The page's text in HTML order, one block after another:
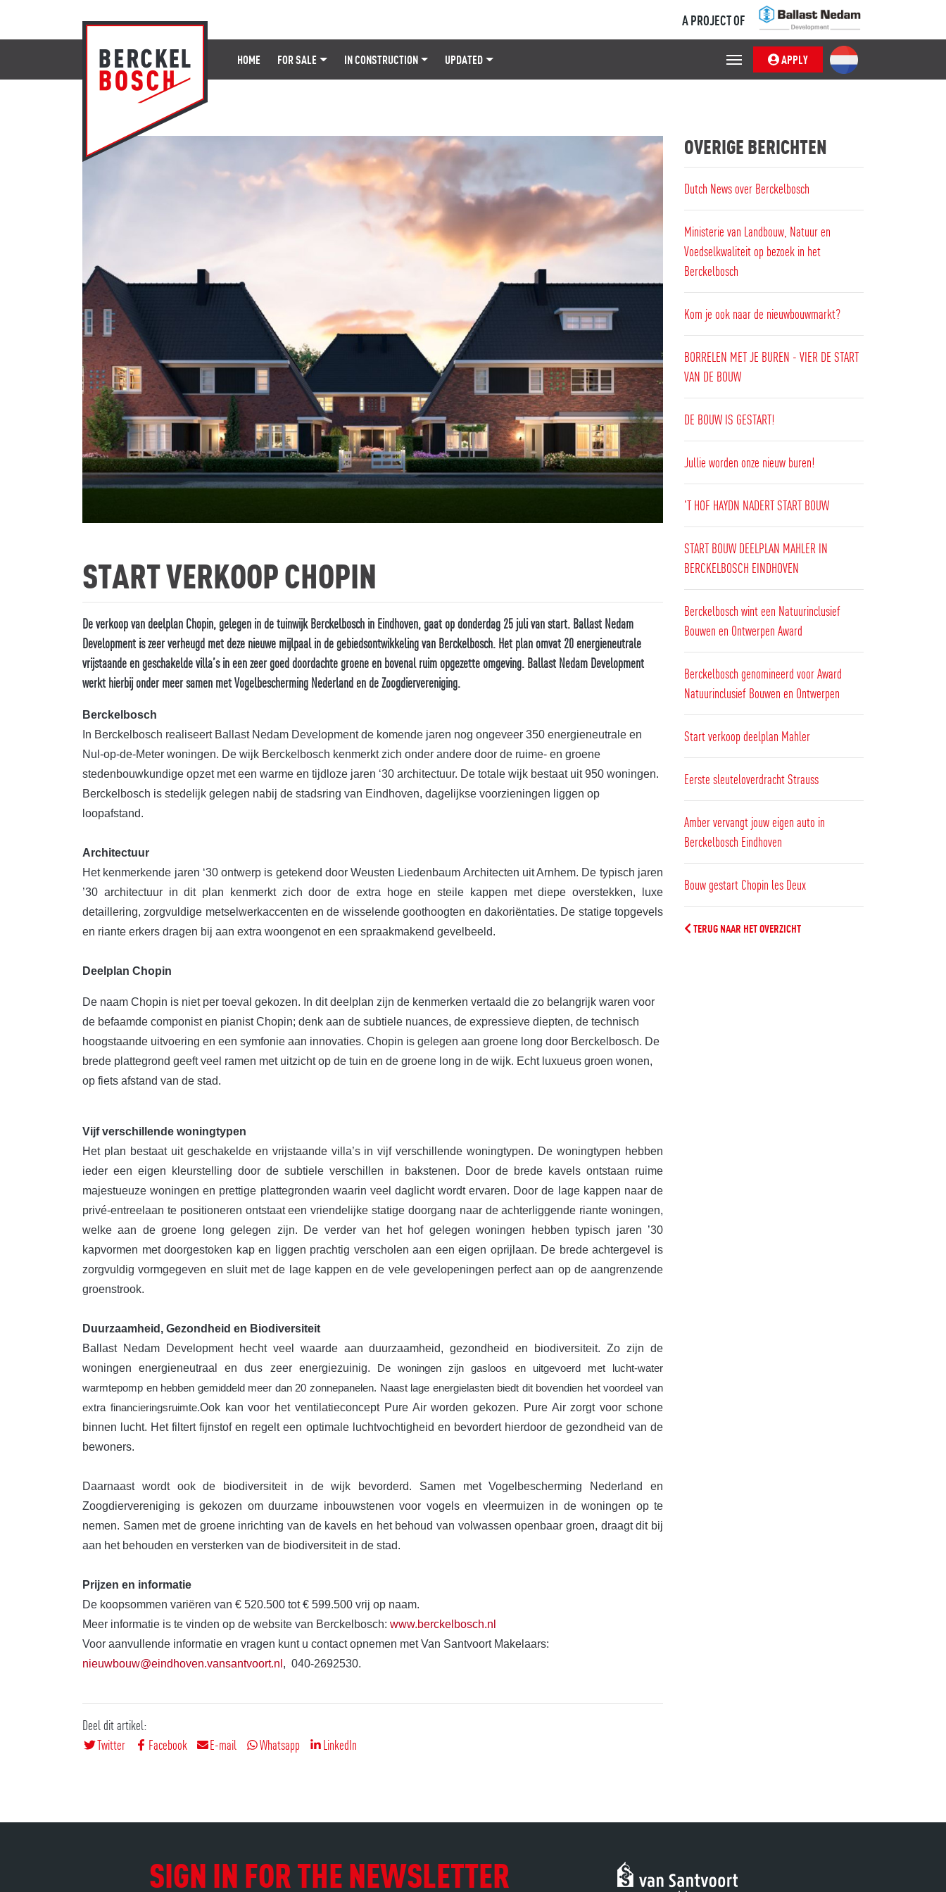
A PROJECT OF
HOME FOR SALE IN CONSTRUCTION UPDATED APPLY
START VERKOOP CHOPIN
De verkoop van deelplan Chopin, gelegen in de tuinwijk Berckelbosch in Eindhoven, gaat op donderdag 25 juli van start. Ballast Nedam
Development is zeer verheugd met deze nieuwe mijlpaal in de gebiedsontwikkeling van Berckelbosch. Het plan omvat 20 energieneutrale
vrijstaande en geschakelde villa’s in een zeer goed doordachte groene en bovenal ruim opgezette omgeving. Ballast Nedam Development
werkt hierbij onder meer samen met Vogelbescherming Nederland en de Zoogdiervereniging.
Berckelbosch
In Berckelbosch realiseert Ballast Nedam Development de komende jaren nog ongeveer 350 energieneutrale en
Nul-op-de-Meter woningen. De wijk Berckelbosch kenmerkt zich onder andere door de ruime- en groene
stedenbouwkundige opzet met een warme en tijdloze jaren ‘30 architectuur. De totale wijk bestaat uit 950 woningen.
Berckelbosch is stedelijk gelegen nabij de stadsring van Eindhoven, dagelijkse voorzieningen liggen op
loopafstand.
Architectuur
Het kenmerkende jaren ‘30 ontwerp is getekend door Weusten Liedenbaum Architecten uit Arnhem. De typisch jaren
’30 architectuur in dit plan kenmerkt zich door de extra hoge en steile kappen met diepe overstekken, luxe
detaillering, zorgvuldige metselwerkaccenten en de wisselende goothoogten en dakoriëntaties. De statige topgevels
en riante erkers dragen bij aan extra woongenot en een spraakmakend gevelbeeld.
Deelplan Chopin
De naam Chopin is niet per toeval gekozen. In dit deelplan zijn de kenmerken vertaald die zo belangrijk waren voor
de befaamde componist en pianist Chopin; denk aan de subtiele nuances, de expressieve diepten, de technisch
hoogstaande uitvoering en een symfonie aan innovaties. Chopin is gelegen aan groene long door Berckelbosch. De
brede plattegrond geeft veel ramen met uitzicht op de tuin en de groene long in de wijk. Echt luxueus groen wonen,
op fiets afstand van de stad.
Vijf verschillende woningtypen
Het plan bestaat uit geschakelde en vrijstaande villa’s in vijf verschillende woningtypen. De woningtypen hebben
ieder een eigen kleurstelling door de subtiele verschillen in bakstenen. Door de brede kavels ontstaan ruime
majestueuze woningen en prettige plattegronden waarin veel daglicht wordt ervaren. Door de lage kappen naar de
privé-entreelaan te positioneren ontstaat een vriendelijke statige doorgang naar de achterliggende riante woningen,
welke aan de groene long gelegen zijn.
De verder van het hof gelegen woningen hebben typisch jaren ’30
kapvormen met doorgestoken kap en liggen prachtig verscholen aan een eigen oprijlaan. De brede achtergevel is
zorgvuldig vormgegeven en sluit met de lage kappen en de vele gevelopeningen perfect aan op de aangrenzende
groenstrook.
Duurzaamheid, Gezondheid en Biodiversiteit
Ballast Nedam Development hecht veel waarde aan duurzaamheid, gezondheid en biodiversiteit. Zo zijn de
woningen energieneutraal en dus zeer energiezuinig.
De woningen zijn gasloos en uitgevoerd met lucht-water
warmtepomp en hebben gemiddeld meer dan 20 zonnepanelen. Naast lage energielasten biedt dit bovendien het voordeel van
extra financieringsruimte.Ook kan voor het ventilatieconcept Pure Air worden gekozen. Pure Air zorgt voor schone
binnen lucht. Het filtert fijnstof en regelt een optimale luchtvochtigheid en bevordert hierdoor de gezondheid van de
bewoners.
Daarnaast wordt ook de biodiversiteit in de wijk bevorderd. Samen met Vogelbescherming Nederland en
Zoogdiervereniging is gekozen om duurzame inbouwstenen voor vogels en vleermuizen in de woningen op te
nemen. Samen met de groene inrichting van de kavels en het behoud van volwassen openbaar groen, draagt dit bij
aan het behouden en versterken van de biodiversiteit in de stad.
Prijzen en informatie
De koopsommen variëren van € 520.500 tot € 599.500 vrij op naam.
Meer informatie is te vinden op de website van Berckelbosch: www.berckelbosch.nl
Voor aanvullende informatie en vragen kunt u contact opnemen met Van Santvoort Makelaars:
nieuwbouw@eindhoven.vansantvoort.nl , 040-2692530.
Deel dit artikel:
Twitter
Facebook E-mail Whatsapp LinkedIn
OVERIGE BERICHTEN
Dutch News over Berckelbosch
Ministerie van Landbouw, Natuur en
Voedselkwaliteit op bezoek in het
Berckelbosch
Kom je ook naar de nieuwbouwmarkt?
BORRELEN MET JE BUREN - VIER DE START
VAN DE BOUW
DE BOUW IS GESTART!
Jullie worden onze nieuw buren!
'T HOF HAYDN NADERT START BOUW
START BOUW DEELPLAN MAHLER IN
BERCKELBOSCH EINDHOVEN
Berckelbosch wint een Natuurinclusief
Bouwen en Ontwerpen Award
Berckelbosch genomineerd voor Award
Natuurinclusief Bouwen en Ontwerpen
Start verkoop deelplan Mahler
Eerste sleuteloverdracht Strauss
Amber vervangt jouw eigen auto in
Berckelbosch Eindhoven
Bouw gestart Chopin les Deux
TERUG NAAR HET OVERZICHT
SIGN IN FOR THE NEWSLETTER